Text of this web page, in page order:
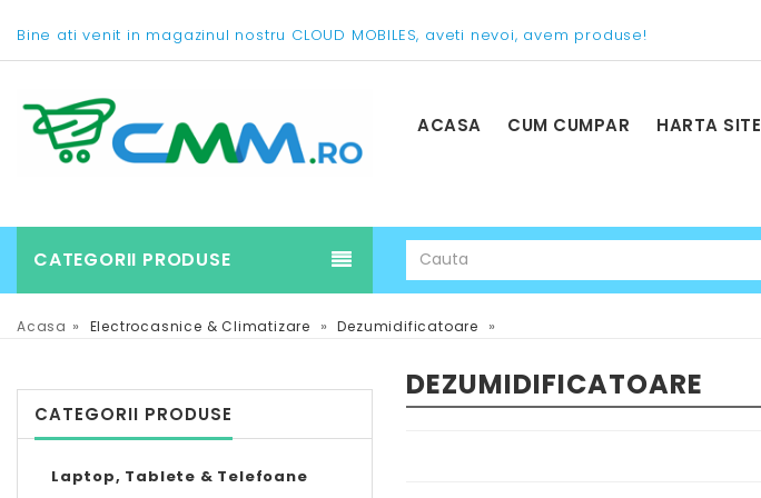
Bine ati venit in magazinul nostru CLOUD MOBILES, aveti nevoi, avem produse!
ACASA CUM CUMPAR HARTA SITE
CATEGORII PRODUSE
Acasa » Electrocasnice & Climatizare » Dezumidificatoare »
DEZUMIDIFICATOARE
CATEGORII PRODUSE
Laptop, Tablete & Telefoane